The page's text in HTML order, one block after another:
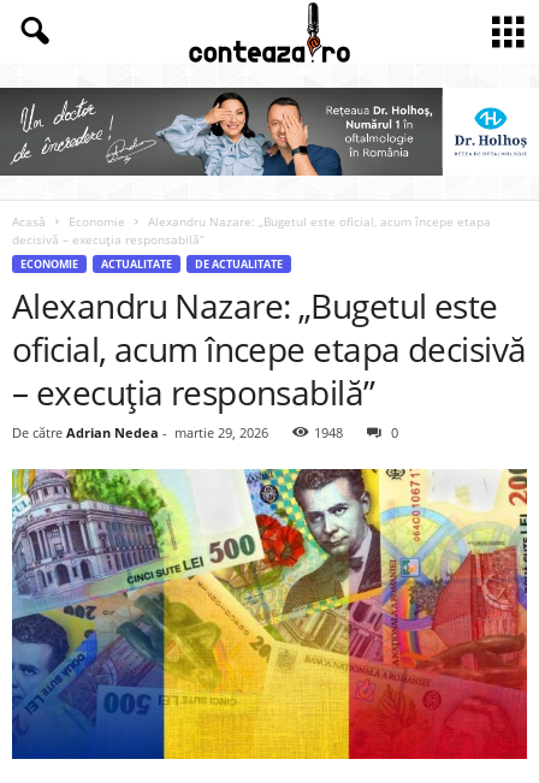
Acasă Economie
Alexandru Nazare: „Bugetul este oficial, acum începe etapa
decisivă – execuția responsabilă”
ECONOMIE ACTUALITATE DE ACTUALITATE
Alexandru Nazare: „Bugetul este
oficial, acum începe etapa decisivă
– execuția responsabilă”
De către Adrian Nedea - martie 29, 2026 1948 0